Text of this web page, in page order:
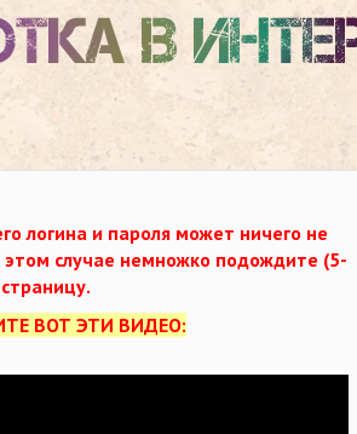
логина и пароля может ничего не
этом случае немножко подождите (5-
ВОТ ЭТИ ВИДЕО: